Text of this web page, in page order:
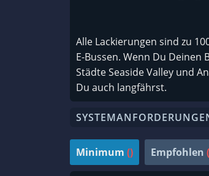
Alle Lackierungen sind zu
E-Bussen. Wenn Du
Städte Seaside Valley und
Du auch langfährst.
Minimum () Empfohlen